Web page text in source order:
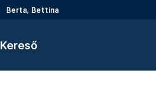
Berta, Bettina
Kereső